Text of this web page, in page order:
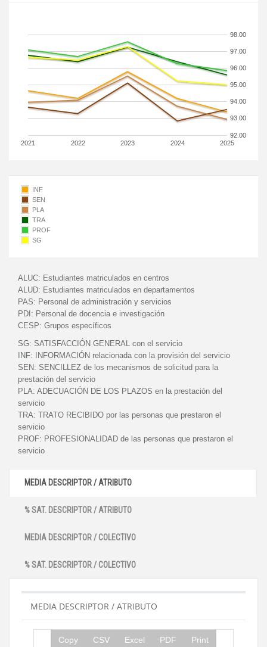
2021 2022 2023 2024 2025
92.00
93.00
94.00
95.00
96.00
97.00
98.00
INF
SEN
PLA
TRA
PROF
SG
ALUC: Estudiantes matriculados en centros
ALUD: Estudiantes matriculados en departamentos
PAS: Personal de administración y servicios
PDI: Personal de docencia e investigación
CESP: Grupos específicos
SG: SATISFACCIÓN GENERAL con el servicio
INF:
INFORMACIÓN relacionada con la provisión del servicio
SEN: SENCILLEZ de los mecanismos de solicitud para la
prestación del servicio
PLA: ADECUACIÓN DE LOS PLAZOS en la prestación del
servicio
TRA: TRATO RECIBIDO por las personas que prestaron el
servicio
PROF: PROFESIONALIDAD de las personas que prestaron el
servicio
MEDIA DESCRIPTOR / ATRIBUTO
% SAT. DESCRIPTOR / ATRIBUTO
MEDIA DESCRIPTOR / COLECTIVO
% SAT. DESCRIPTOR / COLECTIVO
MEDIA DESCRIPTOR / ATRIBUTO
Copy CSV Excel PDF Print